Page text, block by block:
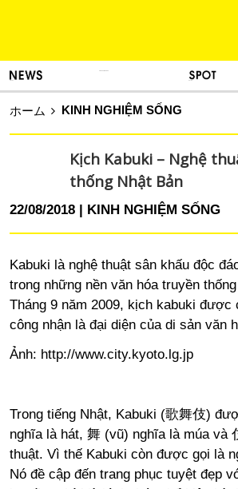
ホーム KINH NGHIỆM SỐNG
Kịch Kabuki – Nghệ
thống Nhật Bản
22/08/2018 KINH NGHIỆM SỐNG
Kabuki là nghệ thuật sân khấu độc
trong những nền văn hóa truyền
Tháng 9 năm 2009, kịch kabuki
công nhận là đại diện của di sản văn
Ảnh: http://www.city.kyoto.lg.jp
Trong tiếng Nhật, Kabuki (歌舞伎)
nghĩa là hát, 舞 (vũ) nghĩa là múa và
thuật. Vì thế Kabuki còn được gọi là
Nó đề cập đến trang phục tuyệt đẹp